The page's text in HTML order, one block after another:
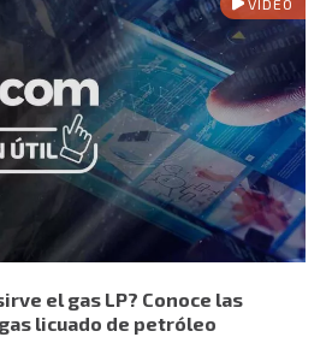
el gas LP? Conoce las
licuado de petróleo